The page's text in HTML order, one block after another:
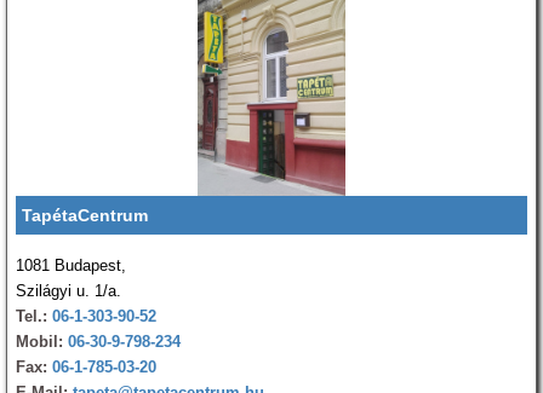
TapétaCentrum
1081 Budapest,
Szilágyi u. 1/a.
Tel.: 06-1-303-90-52
Mobil: 06-30-9-798-234
Fax: 06-1-785-03-20